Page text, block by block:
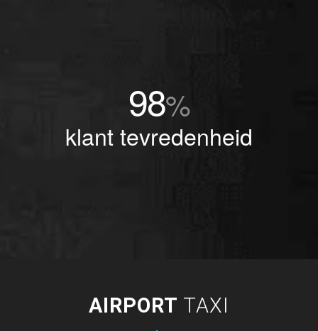
98%
klant tevredenheid
AIRPORT TAXI